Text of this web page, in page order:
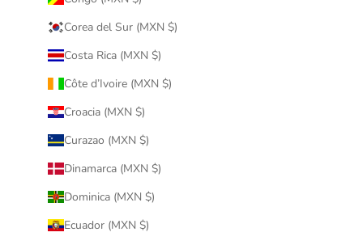
Corea del Sur (MXN $)
Costa Rica (MXN $)
Côte d’Ivoire (MXN $)
Croacia (MXN $)
Curazao (MXN $)
Dinamarca (MXN $)
Dominica (MXN $)
Ecuador (MXN $)